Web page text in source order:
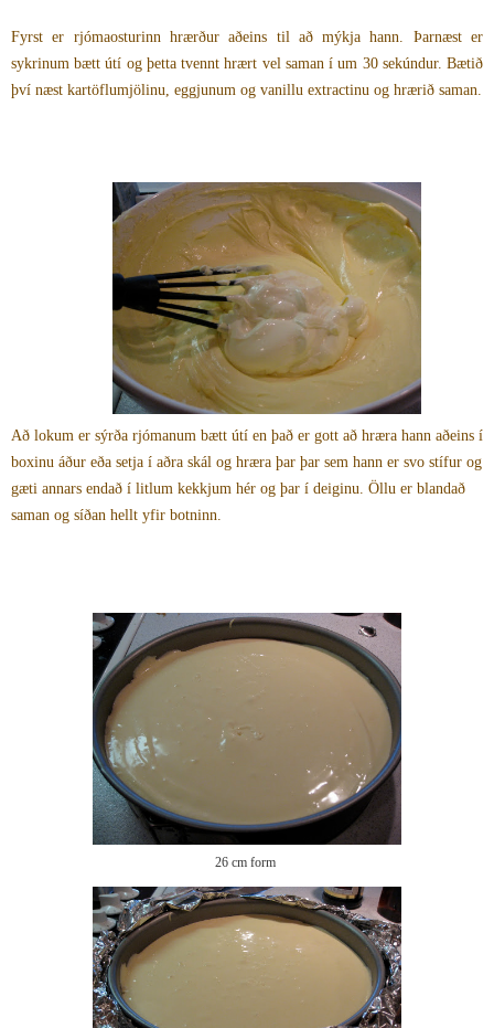
Fyrst er rjómaosturinn hrærður aðeins til að mýkja hann. Þarnæst er
sykrinum bætt útí og þetta tvennt hrært vel saman í um 30 sekúndur. Bætið
því næst kartöflumjölinu, eggjunum og vanillu extractinu og hrærið saman.
Að lokum er sýrða rjómanum bætt útí en það er gott að hræra hann aðeins í
boxinu áður eða setja í aðra skál og hræra þar þar sem hann er svo stífur og
gæti annars endað í litlum kekkjum hér og þar í deiginu. Öllu er blandað
saman og síðan hellt yfir botninn.
26 cm form